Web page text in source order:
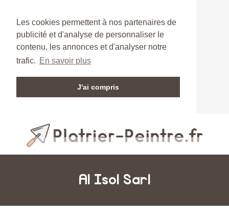
Les cookies permettent à nos partenaires de
publicité et d'analyse de personnaliser le
contenu, les annonces et d'analyser notre
trafic. En savoir plus
J'ai compris
Al Isol Sarl